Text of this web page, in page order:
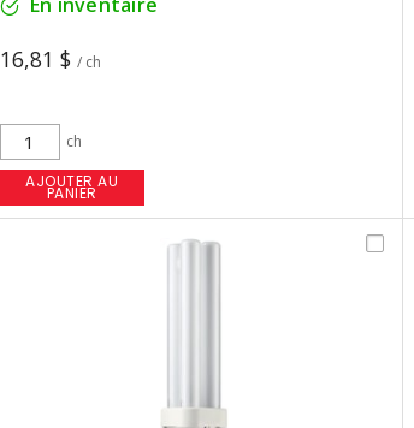
16,81 $ / ch
ch
AJOUTER AU
PANIER